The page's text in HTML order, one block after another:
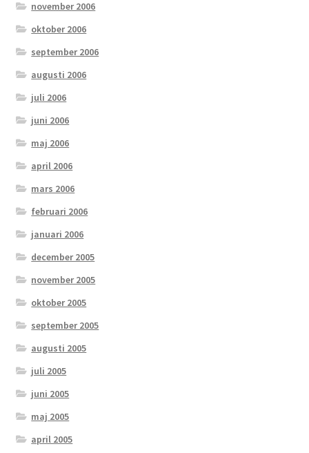
november 2006
oktober 2006
september 2006
augusti 2006
juli 2006
juni 2006
maj 2006
april 2006
mars 2006
februari 2006
januari 2006
december 2005
november 2005
oktober 2005
september 2005
augusti 2005
juli 2005
juni 2005
maj 2005
april 2005